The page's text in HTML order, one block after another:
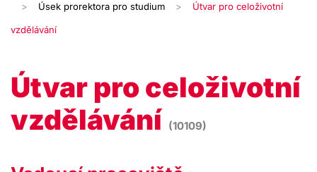
Úsek prorektora pro studium Útvar pro celoživotní
vzdělávání
Útvar pro celoživotní
vzdělávání (10109)